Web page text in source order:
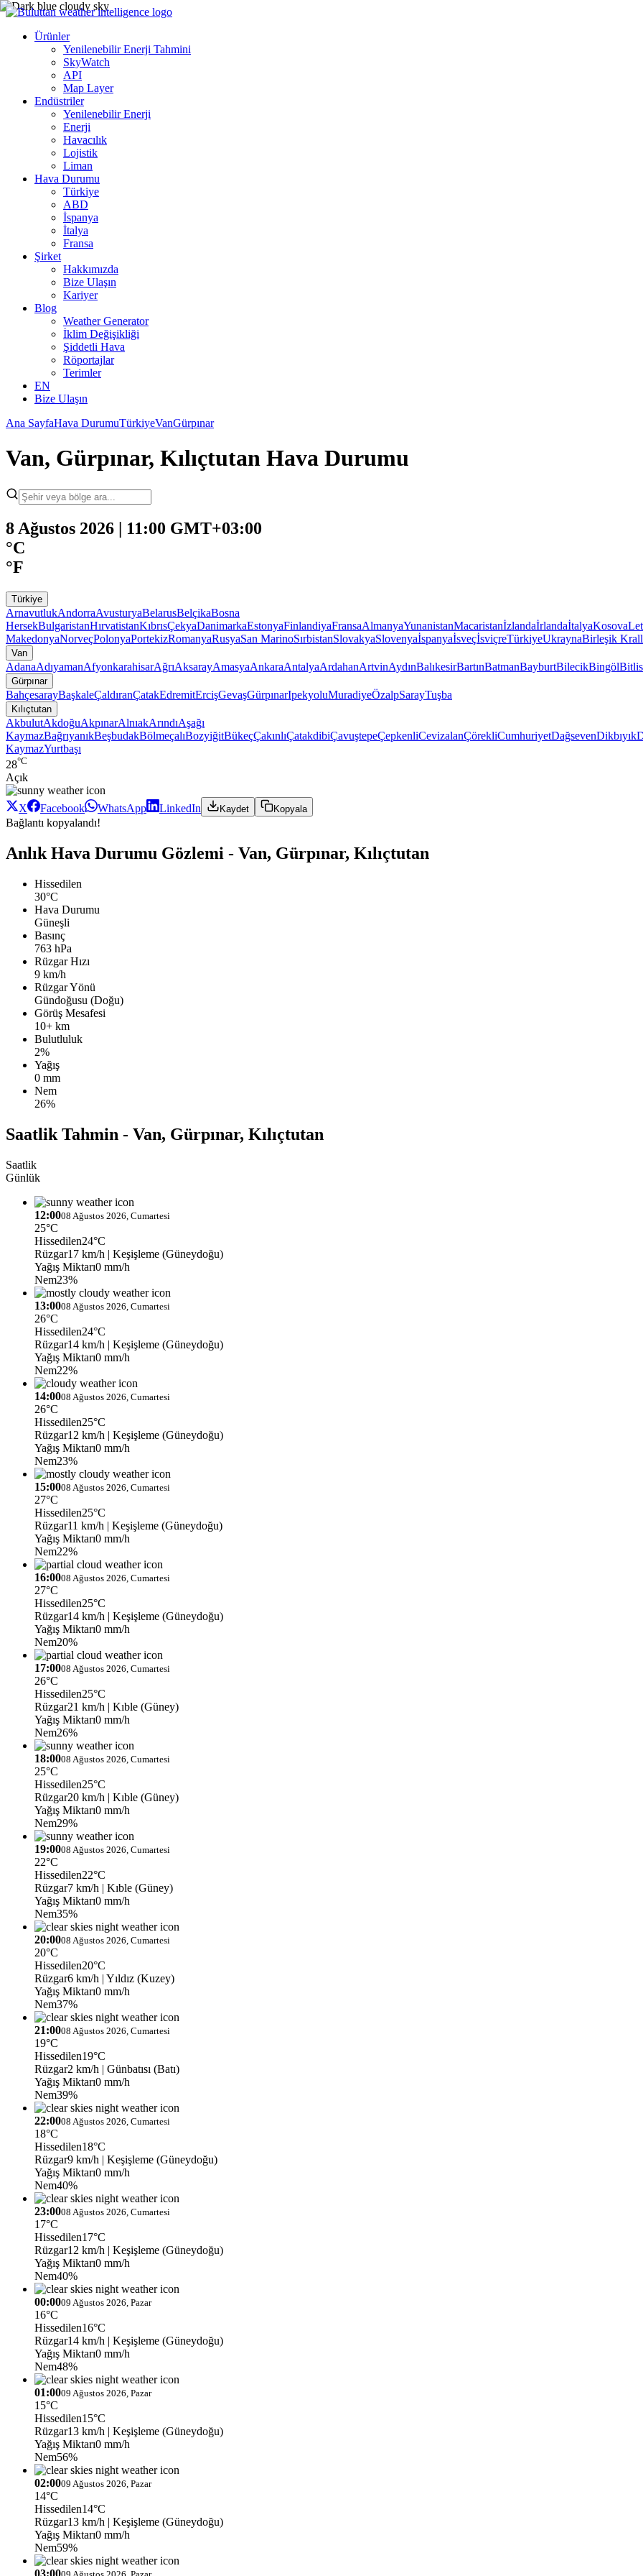
Ürünler
Yenilenebilir Enerji Tahmini
SkyWatch
API
Map Layer
Endüstriler
Yenilenebilir Enerji
Enerji
Havacılık
Lojistik
Liman
Hava Durumu
Türkiye
ABD
İspanya
İtalya
Fransa
Şirket
Hakkımızda
Bize Ulaşın
Kariyer
Blog
Weather Generator
İklim Değişikliği
Şiddetli Hava
Röportajlar
Terimler
EN
Bize Ulaşın
Ana SayfaHava DurumuTürkiyeVanGürpınar
Van, Gürpınar, Kılıçtutan Hava Durumu
8 Ağustos 2026 | 11:00 GMT+03:00
°C
°F
Türkiye
ArnavutlukAndorraAvusturyaBelarusBelçikaBosna
HersekBulgaristanHırvatistanKıbrısÇekyaDanimarkaEstonyaFinlandiyaFransaAlmanyaYunanistanMacaristanİzlandaİrlandaİtalyaKosova
MakedonyaNorveçPolonyaPortekizRomanyaRusyaSan MarinoSırbistanSlovakyaSlovenyaİspanyaİsveçİsviçreTürkiyeUkraynaBirleşik
Van
AdanaAdıyamanAfyonkarahisarAğrıAksarayAmasyaAnkaraAntalyaArdahanArtvinAydınBalıkesirBartınBatmanBayburtBilecikBingölBitlis
Gürpınar
BahçesarayBaşkaleÇaldıranÇatakEdremitErcişGevaşGürpınarIpekyoluMuradiyeÖzalpSarayTuşba
Kılıçtutan
AkbulutAkdoğuAkpınarAlnıakArındıAşağı
KaymazBağrıyanıkBeşbudakBölmeçalıBozyiğitBükeçÇakınlıÇatakdibiÇavuştepeÇepkenliCevizalanÇörekliCumhuriyetDağsevenDikbıyık
KaymazYurtbaşı
28°C
Açık
X Facebook WhatsApp LinkedIn Kaydet Kopyala
Bağlantı kopyalandı!
Anlık Hava Durumu Gözlemi - Van, Gürpınar, Kılıçtutan
Hissedilen
30°C
Hava Durumu
Güneşli
Basınç
763 hPa
Rüzgar Hızı
9 km/h
Rüzgar Yönü
Gündoğusu (Doğu)
Görüş Mesafesi
10+ km
Bulutluluk
2%
Yağış
0 mm
Nem
26%
Saatlik Tahmin - Van, Gürpınar, Kılıçtutan
Saatlik
Günlük
12:0008 Ağustos 2026, Cumartesi
25°C
Hissedilen24°C
Rüzgar17 km/h | Keşişleme (Güneydoğu)
Yağış Miktarı0 mm/h
Nem23%
13:0008 Ağustos 2026, Cumartesi
26°C
Hissedilen24°C
Rüzgar14 km/h | Keşişleme (Güneydoğu)
Yağış Miktarı0 mm/h
Nem22%
14:0008 Ağustos 2026, Cumartesi
26°C
Hissedilen25°C
Rüzgar12 km/h | Keşişleme (Güneydoğu)
Yağış Miktarı0 mm/h
Nem23%
15:0008 Ağustos 2026, Cumartesi
27°C
Hissedilen25°C
Rüzgar11 km/h | Keşişleme (Güneydoğu)
Yağış Miktarı0 mm/h
Nem22%
16:0008 Ağustos 2026, Cumartesi
27°C
Hissedilen25°C
Rüzgar14 km/h | Keşişleme (Güneydoğu)
Yağış Miktarı0 mm/h
Nem20%
17:0008 Ağustos 2026, Cumartesi
26°C
Hissedilen25°C
Rüzgar21 km/h | Kıble (Güney)
Yağış Miktarı0 mm/h
Nem26%
18:0008 Ağustos 2026, Cumartesi
25°C
Hissedilen25°C
Rüzgar20 km/h | Kıble (Güney)
Yağış Miktarı0 mm/h
Nem29%
19:0008 Ağustos 2026, Cumartesi
22°C
Hissedilen22°C
Rüzgar7 km/h | Kıble (Güney)
Yağış Miktarı0 mm/h
Nem35%
20:0008 Ağustos 2026, Cumartesi
20°C
Hissedilen20°C
Rüzgar6 km/h | Yıldız (Kuzey)
Yağış Miktarı0 mm/h
Nem37%
21:0008 Ağustos 2026, Cumartesi
19°C
Hissedilen19°C
Rüzgar2 km/h | Günbatısı (Batı)
Yağış Miktarı0 mm/h
Nem39%
22:0008 Ağustos 2026, Cumartesi
18°C
Hissedilen18°C
Rüzgar9 km/h | Keşişleme (Güneydoğu)
Yağış Miktarı0 mm/h
Nem40%
23:0008 Ağustos 2026, Cumartesi
17°C
Hissedilen17°C
Rüzgar12 km/h | Keşişleme (Güneydoğu)
Yağış Miktarı0 mm/h
Nem40%
00:0009 Ağustos 2026, Pazar
16°C
Hissedilen16°C
Rüzgar14 km/h | Keşişleme (Güneydoğu)
Yağış Miktarı0 mm/h
Nem48%
01:0009 Ağustos 2026, Pazar
15°C
Hissedilen15°C
Rüzgar13 km/h | Keşişleme (Güneydoğu)
Yağış Miktarı0 mm/h
Nem56%
02:0009 Ağustos 2026, Pazar
14°C
Hissedilen14°C
Rüzgar13 km/h | Keşişleme (Güneydoğu)
Yağış Miktarı0 mm/h
Nem59%
03:00